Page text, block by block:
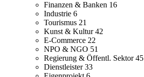
Finanzen & Banken 16
Industrie 6
Tourismus 21
Kunst & Kultur42
E-Commerce 22
NPO & NGO 51
Regierung & Öffentl. Sektor45
Dienstleister33